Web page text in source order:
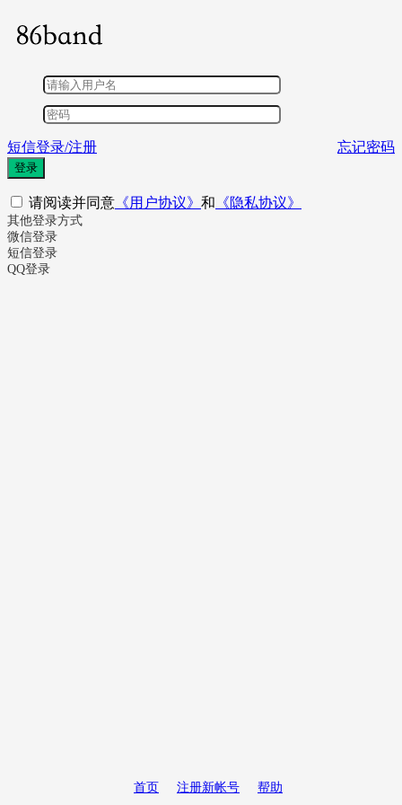
短信登录/注册 忘记密码
登录
请阅读并同意 《用户协议》 和 《隐私协议》
其他登录方式
微信登录
短信登录
QQ登录
首页 注册新帐号 帮助